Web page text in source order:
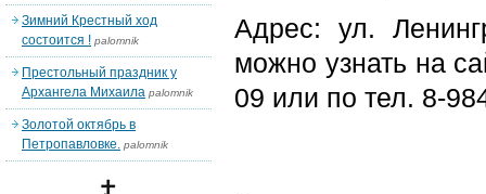
Адрес: ул.
можно узнать на
09 или по тел. 8-
Зимний Крестный ход
состоится ! palomnik
Престольный праздник у
Архангела Михаила palomnik
Золотой октябрь в
Петропавловке. palomnik